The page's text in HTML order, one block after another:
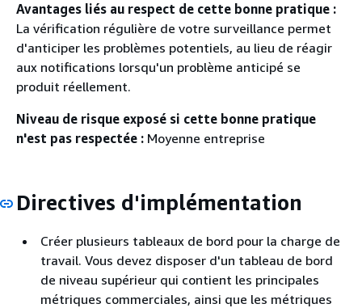
Avantages liés au respect de cette bonne pratique :
La vérification régulière de votre surveillance permet
d'anticiper les problèmes potentiels, au lieu de réagir
aux notifications lorsqu'un problème anticipé se
produit réellement.
Niveau de risque exposé si cette bonne pratique
n'est pas respectée : Moyenne entreprise
Directives d'implémentation
Créer plusieurs tableaux de bord pour la charge de
travail. Vous devez disposer d'un tableau de bord
de niveau supérieur qui contient les principales
métriques commerciales, ainsi que les métriques